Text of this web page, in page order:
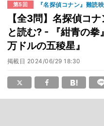
第5回 『名探偵コナン』難読
【全3問】名探偵コ
と読む? - 『紺青の
万ドルの五稜星』
掲載日 2024/06/29 18:30